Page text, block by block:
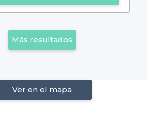
Más resultados
Ver en el mapa